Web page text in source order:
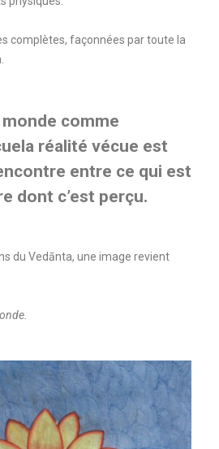
complètes, façonnées par toute la
comme
réalité vécue est
entre ce qui est
dont c’est perçu.
du Vedānta, une image revient